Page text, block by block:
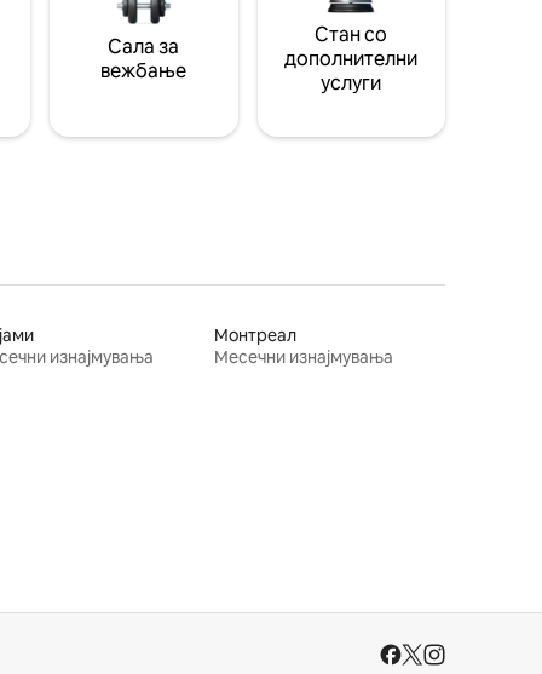
Сала за
вежбање
Стан со
дополнителни
услуги
изнајмувања
Монтреал
Месечни изнајмувања